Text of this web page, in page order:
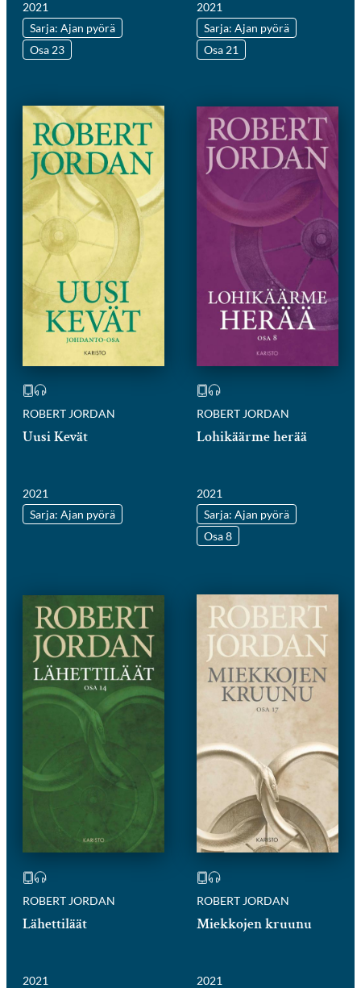
2021
Sarja: Ajan pyörä
Osa 23
2021
Sarja: Ajan pyörä
Osa 21
ROBERT JORDAN
Uusi Kevät
2021
Sarja: Ajan pyörä
ROBERT JORDAN
Lohikäärme herää
2021
Sarja: Ajan pyörä
Osa 8
ROBERT JORDAN
Lähettiläät
2021
ROBERT JORDAN
Miekkojen kruunu
2021